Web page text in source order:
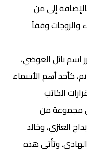
إلى من
والزوجات وفقاً
اسم نائل العوضي،
كأحد أهم الأسماء
الكاتب
مجموعة من
العنزي، وخالد
الهادي. وتأتي هذه